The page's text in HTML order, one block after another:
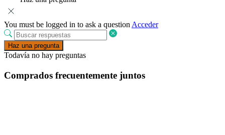
You must be logged in to ask a question Acceder
Haz una pregunta
Todavía no hay preguntas
Comprados frecuentemente juntos